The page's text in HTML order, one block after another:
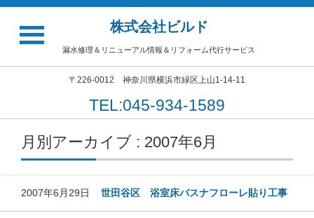
株式会社ビルド
漏水修理＆リニューアル情報＆リフォーム代行サービス
〒226-0012 神奈川県横浜市緑区上山1-14-11
TEL:045-934-1589
月別アーカイブ : 2007年6月
2007年6月29日 世田谷区 浴室床バスナフローレ貼り工事